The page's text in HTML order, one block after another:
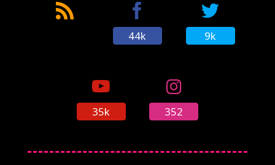
44k 9k
35k 352